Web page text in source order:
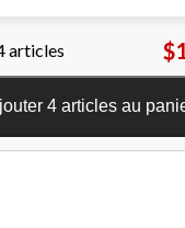
articles
4 articles au